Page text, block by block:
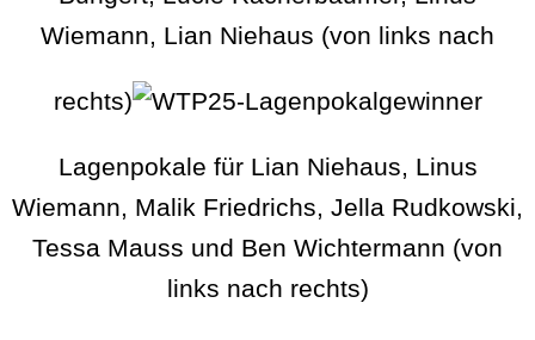
Wiemann, Lian Niehaus (von links nach
rechts)
Lagenpokale für Lian Niehaus, Linus
Wiemann, Malik Friedrichs, Jella Rudkowski,
Tessa Mauss und Ben Wichtermann (von
links nach rechts)